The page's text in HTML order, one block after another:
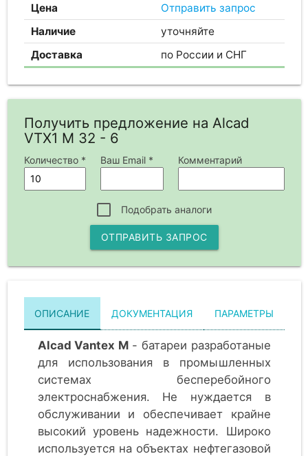
Цена
Отправить запрос
Наличие
уточняйте
Доставка
по России и СНГ
Получить предложение на Alcad
VTX1 M 32 - 6
Количество * Ваш Email * Комментарий
Подобрать аналоги
ОТПРАВИТЬ ЗАПРОС
ОПИСАНИЕ ДОКУМЕНТАЦИЯ ПАРАМЕТРЫ
Alcad Vantex M- батареи разработаные
для использования в промышленных
системах бесперебойного
электроснабжения. Не нуждается в
обслуживании и обеспечивает крайне
высокий уровень надежности. Широко
используется на объектах нефтегазовой